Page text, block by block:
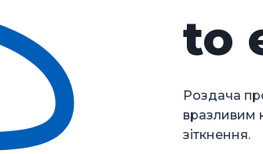
to
Роздача
вразливим
зіткнення.